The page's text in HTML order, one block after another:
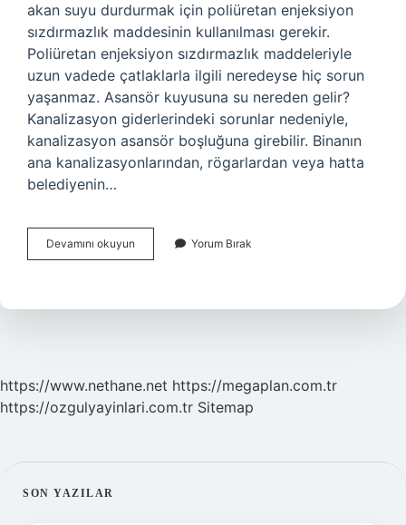
akan suyu durdurmak için poliüretan enjeksiyon
sızdırmazlık maddesinin kullanılması gerekir.
Poliüretan enjeksiyon sızdırmazlık maddeleriyle
uzun vadede çatlaklarla ilgili neredeyse hiç sorun
yaşanmaz. Asansör kuyusuna su nereden gelir?
Kanalizasyon giderlerindeki sorunlar nedeniyle,
kanalizasyon asansör boşluğuna girebilir. Binanın
ana kanalizasyonlarından, rögarlardan veya hatta
belediyenin…
Devamını okuyun
Boşluğu
Dolar
Yorum Bırak
https://www.nethane.net https://megaplan.com.tr
https://ozgulyayinlari.com.tr Sitemap
SIDEBAR
SON YAZILAR